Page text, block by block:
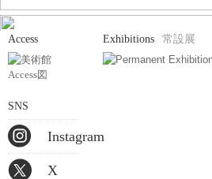
Access
SNS
Instagram
X
Exhibitions 常設展